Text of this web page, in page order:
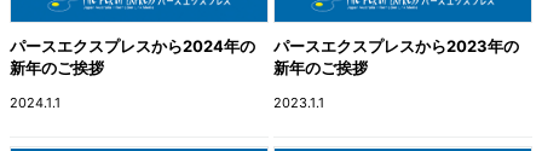
パースエクスプレスから2024年の
新年のご挨拶
2024.1.1
パースエクスプレスから2023年の
新年のご挨拶
2023.1.1